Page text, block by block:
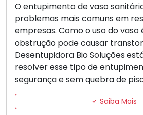
O entupimento de vaso
problemas mais comuns em
empresas. Como o uso do vaso
obstrução pode causar
Desentupidora Bio Soluções
resolver esse tipo de
segurança e sem quebra de
Saiba Mais